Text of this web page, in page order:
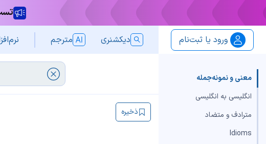
ورود یا ثبت‌نام دیکشنری مترجم
معنی و نمونه‌جمله
انگلیسی به انگلیسی
مترادف و متضاد
Idioms
ذخیره